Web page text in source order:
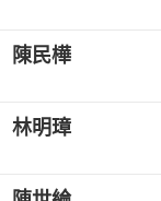
陳民樺
林明璋